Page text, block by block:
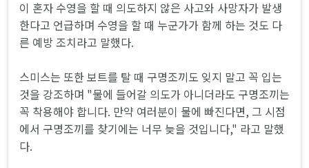
이 혼자 수영을 할 때 의도하지 않은 사고와 사망자가 발생
한다고 언급하며 수영을 할 때 누군가가 함께 하는 것도 다
른 예방 조치라고 말했다.
스미스는 또한 보트를 탈 때 구명조끼도 잊지 말고 꼭 입는
것을 강조하며 "물에 들어갈 의도가 아니더라도 구명조끼는
꼭 착용해야 합니다. 만약 여러분이 물에 빠진다면, 그 시점
에서 구명조끼를 찾기에는 너무 늦을 것입니다," 라고 말했
다.